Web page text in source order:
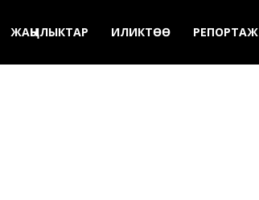
ЖАҢЫЛЫКТАР ИЛИКТӨӨ РЕПОРТАЖ